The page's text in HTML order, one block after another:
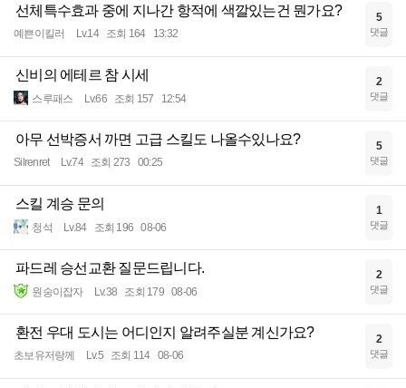
선체특수효과 중에 지나간 항적에 색깔있는건 뭔가요?
예쁜이킬러 Lv.14 조회 164 13:32
5
댓글
신비의 에테르 참 시세
스루패스 Lv.66 조회 157 12:54
2
댓글
아무 선박증서 까면 고급 스킬도 나올수있나요?
Silrenret Lv.74 조회 273 00:25
5
댓글
스킬 계승 문의
청석 Lv.84 조회 196 08-06
1
댓글
파드레 승선교환 질문드립니다.
원숭이잡자 Lv.38 조회 179 08-06
2
댓글
환전 우대 도시는 어디인지 알려주실분 계신가요?
초보유저랑께 Lv.5 조회 114 08-06
2
댓글